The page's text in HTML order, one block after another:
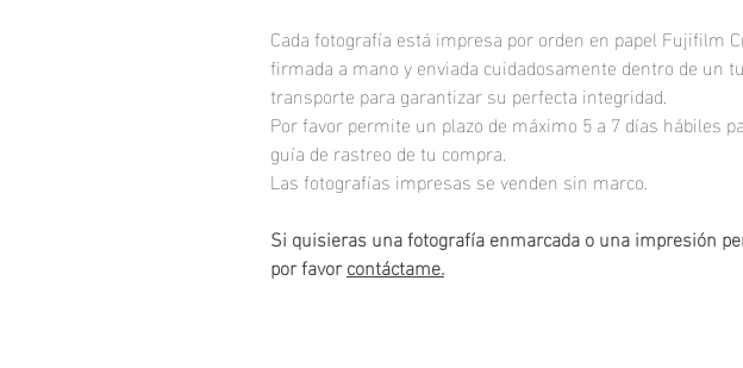
Cada fotografía está impresa por orden en papel Fujifilm
firmada a mano y enviada cuidadosamente dentro de un
transporte para garantizar su perfecta integridad.
Por favor permite un plazo de máximo 5 a 7 días hábiles
guía de rastreo de tu compra.
Las fotografías impresas se venden sin marco.
Si quisieras una fotografía enmarcada o una impresión
por favorcontáctame.